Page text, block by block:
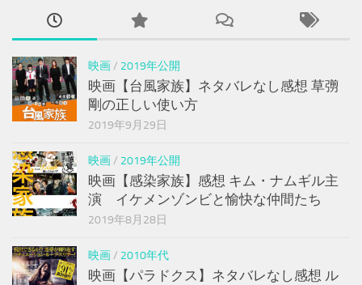
映画/ 2019年公開
映画【台風家族】ネタバレなし感想 草彅
剛の正しい使い方
2019年9月29日
映画/ 2019年公開
映画【感染家族】感想 キム・ナムギル主
演 イケメンゾンビと愉快な仲間たち
2019年8月28日
映画/ 2010年代
映画【パラドクス】ネタバレなし感想 ル